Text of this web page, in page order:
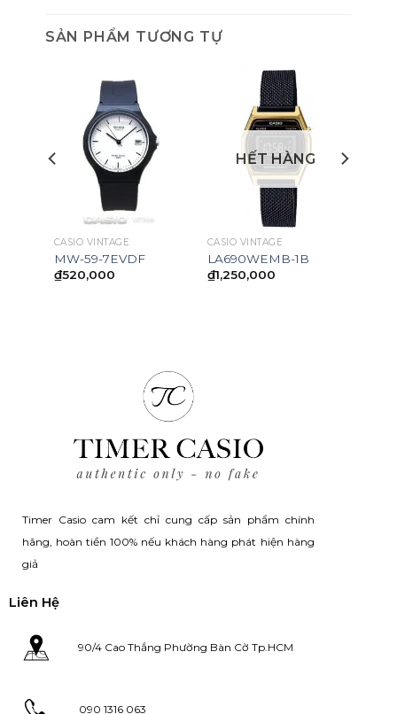
SẢN PHẨM TƯƠNG TỰ
CASIO VINTAGE
MW-59-7EVDF
₫520,000
HẾT HÀNG
CASIO VINTAGE
LA690WEMB-1B
₫1,250,000
Timer Casio cam kết chỉ cung cấp sản phẩm chính
hãng, hoàn tiền 100% nếu khách hàng phát hiện hàng
giả
Liên Hệ
90/4 Cao Thắng Phường Bàn Cờ Tp.HCM
090 1316 063